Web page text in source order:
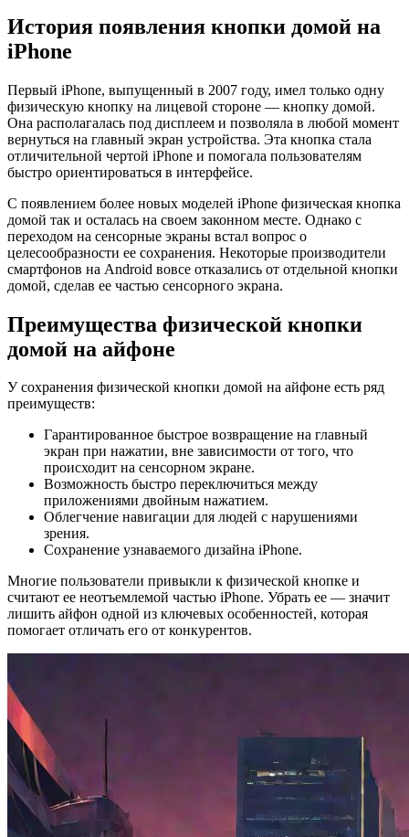
История появления кнопки домой на
iPhone
Первый iPhone, выпущенный в 2007 году, имел только одну
физическую кнопку на лицевой стороне — кнопку домой.
Она располагалась под дисплеем и позволяла в любой момент
вернуться на главный экран устройства. Эта кнопка стала
отличительной чертой iPhone и помогала пользователям
быстро ориентироваться в интерфейсе.
С появлением более новых моделей iPhone физическая кнопка
домой так и осталась на своем законном месте. Однако с
переходом на сенсорные экраны встал вопрос о
целесообразности ее сохранения. Некоторые производители
смартфонов на Android вовсе отказались от отдельной кнопки
домой, сделав ее частью сенсорного экрана.
Преимущества физической кнопки
домой на айфоне
У сохранения физической кнопки домой на айфоне есть ряд
преимуществ:
Гарантированное быстрое возвращение на главный
экран при нажатии, вне зависимости от того, что
происходит на сенсорном экране.
Возможность быстро переключиться между
приложениями двойным нажатием.
Облегчение навигации для людей с нарушениями
зрения.
Сохранение узнаваемого дизайна iPhone.
Многие пользователи привыкли к физической кнопке и
считают ее неотъемлемой частью iPhone. Убрать ее — значит
лишить айфон одной из ключевых особенностей, которая
помогает отличать его от конкурентов.